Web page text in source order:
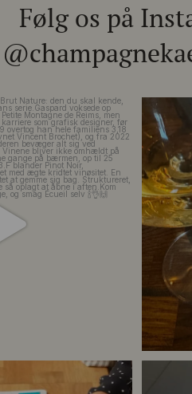
Følg os på
Brut Nature: den du skal
Nææææ…Kan
...
Tusind